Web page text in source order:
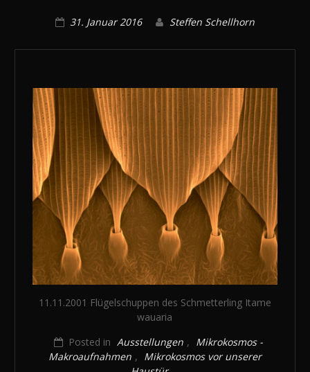
31. Januar 2016 Steffen Schellhorn
11.11.2001 Flügelschuppen des Schmetterling Itame
wauaria
Posted in Ausstellungen , Mikrokosmos -
Makroaufnahmen , Mikrokosmos vor unserer